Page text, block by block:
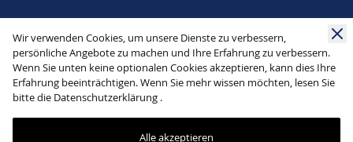
Wir verwenden Cookies, um unsere Dienste zu verbessern,
persönliche Angebote zu machen und Ihre Erfahrung zu verbessern.
Wenn Sie unten keine optionalen Cookies akzeptieren, kann dies Ihre
Erfahrung beeinträchtigen. Wenn Sie mehr wissen möchten, lesen Sie
bitte die Datenschutzerklärung .
Alle akzeptieren
Social Media